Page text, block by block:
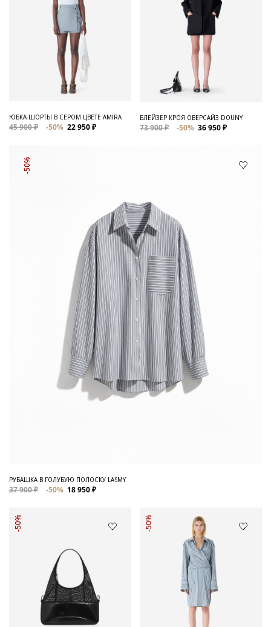
ЮБКА-ШОРТЫ В СЕРОМ ЦВЕТЕ AMIRA
45 900 ₽ -50% 22 950 ₽
БЛЕЙЗЕР КРОЯ ОВЕРСАЙЗ DOUNY
73 900 ₽ -50% 36 950 ₽
-50%
РУБАШКА В ГОЛУБУЮ ПОЛОСКУ LASMY
37 900 ₽ -50% 18 950 ₽
-50% -50%